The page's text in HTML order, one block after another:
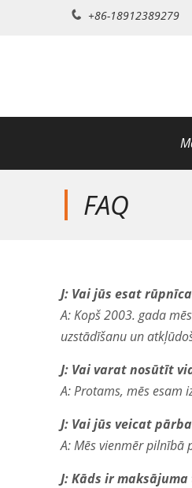
+86-18912389279
FAQ
J: Vai jūs esat
A: Kopš 2003. gada
uzstādīšanu un
J: Vai varat nosūtīt
A: Protams, mēs esam
J: Vai jūs veicat
A: Mēs vienmēr
J: Kāds ir